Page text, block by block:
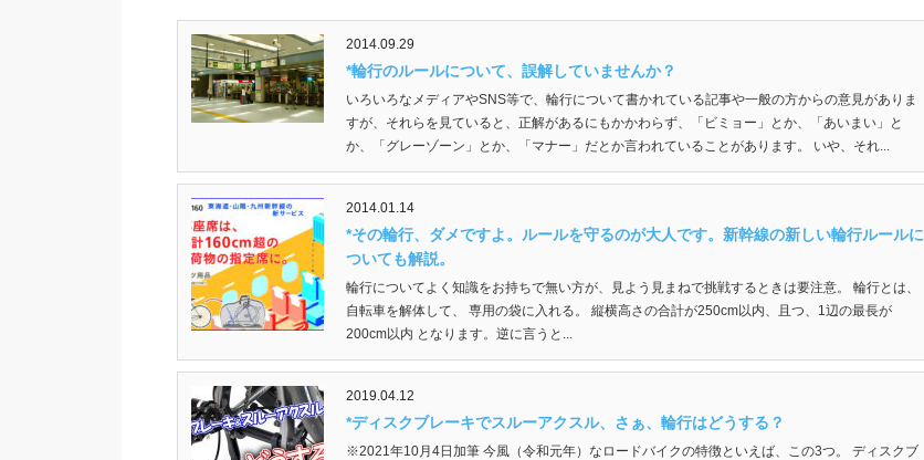
2014.09.29
*輪行のルールについて、誤解していませんか？
いろいろなメディアやSNS等で、輪行について書かれている記事や一般の方からの意見がありま
すが、それらを見ていると、正解があるにもかかわらず、「ビミョー」とか、「あいまい」と
か、「グレーゾーン」とか、「マナー」だとか言われていることがあります。 いや、それ...
2014.01.14
*その輪行、ダメですよ。ルールを守るのが大人です。新幹線の新しい輪行ルールに
ついても解説。
輪行についてよく知識をお持ちで無い方が、見よう見まねで挑戦するときは要注意。 輪行とは、
自転車を解体して、 専用の袋に入れる。 縦横高さの合計が250cm以内、且つ、1辺の最長が
200cm以内 となります。逆に言うと...
2019.04.12
*ディスクブレーキでスルーアクスル、さぁ、輪行はどうする？
※2021年10月4日加筆 今風（令和元年）なロードバイクの特徴といえば、この3つ。 ディスクブ